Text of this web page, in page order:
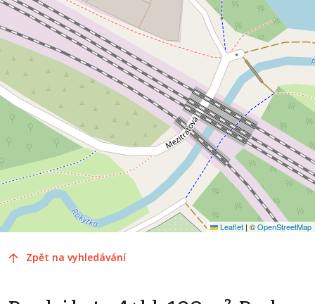
Leaflet | ©OpenStreetMap
Zpět na vyhledávání